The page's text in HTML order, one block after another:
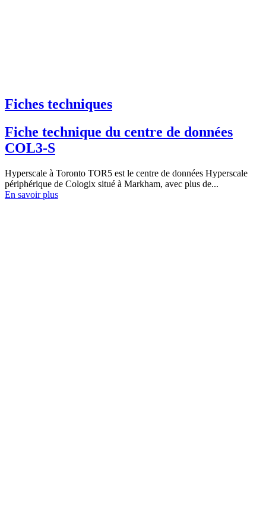
Fiches techniques
Fiche technique du centre de données
COL3-S
Hyperscale à Toronto TOR5 est le centre de données Hyperscale
périphérique de Cologix situé à Markham, avec plus de...
En savoir plus